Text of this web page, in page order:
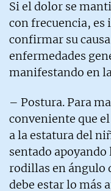
Si el dolor se
con frecuencia,
confirmar su
enfermedades
manifestando en
– Postura. Para
conveniente que
a la estatura del
sentado apoyando
rodillas en ángulo
debe estar lo más